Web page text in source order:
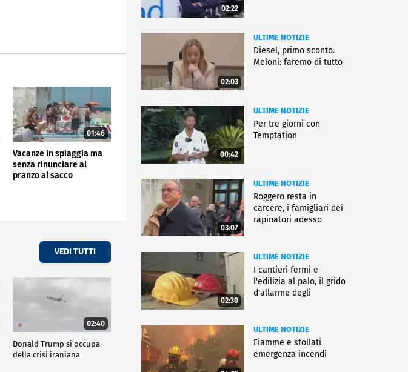
01:46
Vacanze in spiaggia ma
senza rinunciare al
pranzo al sacco
VEDI TUTTI
02:40
Donald Trump si occupa
della crisi iraniana
02:22
02:03
ULTIME NOTIZIE
Diesel, primo sconto.
Meloni: faremo di tutto
00:42
ULTIME NOTIZIE
Per tre giorni con
Temptation
03:07
ULTIME NOTIZIE
Roggero resta in
carcere, i famigliari dei
rapinatori adesso
02:30
ULTIME NOTIZIE
I cantieri fermi e
l'edilizia al palo, il grido
d'allarme degli
ULTIME NOTIZIE
Fiamme e sfollati
emergenza incendi